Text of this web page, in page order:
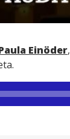
Einöder